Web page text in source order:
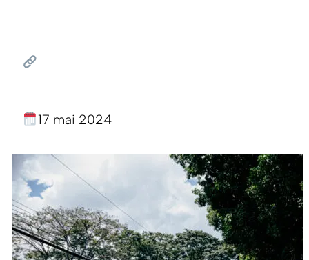
17 mai 2024